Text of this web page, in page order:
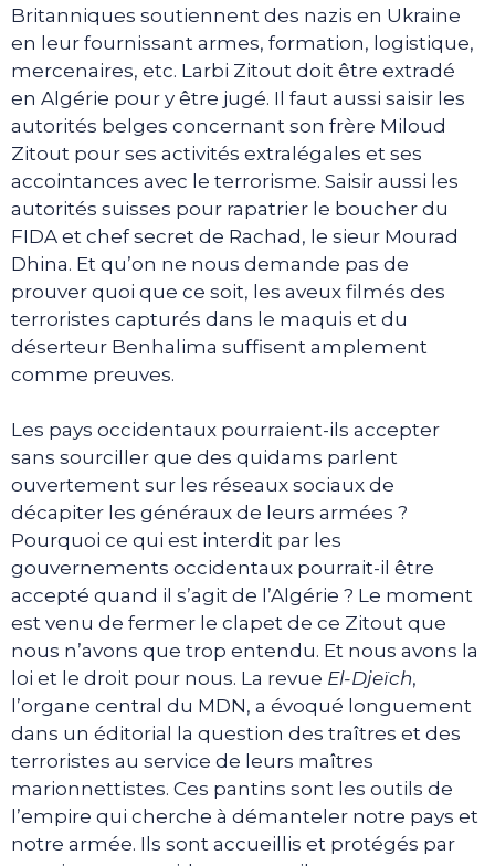
Britanniques soutiennent des nazis en Ukraine
en leur fournissant armes, formation, logistique,
mercenaires, etc. Larbi Zitout doit être extradé
en Algérie pour y être jugé. Il faut aussi saisir les
autorités belges concernant son frère Miloud
Zitout pour ses activités extralégales et ses
accointances avec le terrorisme. Saisir aussi les
autorités suisses pour rapatrier le boucher du
FIDA et chef secret de Rachad, le sieur Mourad
Dhina. Et qu’on ne nous demande pas de
prouver quoi que ce soit, les aveux filmés des
terroristes capturés dans le maquis et du
déserteur Benhalima suffisent amplement
comme preuves.
Les pays occidentaux pourraient-ils accepter
sans sourciller que des quidams parlent
ouvertement sur les réseaux sociaux de
décapiter les généraux de leurs armées ?
Pourquoi ce qui est interdit par les
gouvernements occidentaux pourrait-il être
accepté quand il s’agit de l’Algérie ? Le moment
est venu de fermer le clapet de ce Zitout que
nous n’avons que trop entendu. Et nous avons la
loi et le droit pour nous. La revue El-Djeïch,
l’organe central du MDN, a évoqué longuement
dans un éditorial la question des traîtres et des
terroristes au service de leurs maîtres
marionnettistes. Ces pantins sont les outils de
l’empire qui cherche à démanteler notre pays et
notre armée. Ils sont accueillis et protégés par